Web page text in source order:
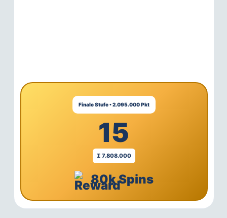
Finale Stufe • 2.095.000 Pkt
15
Σ 7.808.000
80k Spins